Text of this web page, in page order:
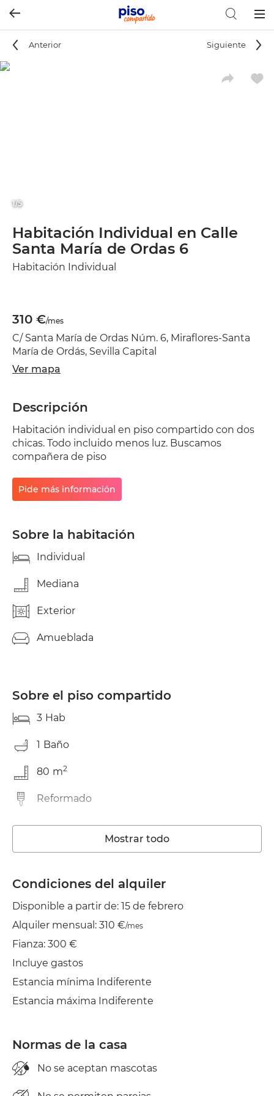
Anterior Siguiente
1/5
Habitación Individual en Calle
Santa María de Ordas 6
Habitación Individual
310 €/mes
C/ Santa María de Ordas Núm. 6, Miraflores-Santa
María de Ordás, Sevilla Capital
Ver mapa
Descripción
Habitación individual en piso compartido con dos
chicas. Todo incluido menos luz. Buscamos
compañera de piso
Pide más información
Sobre la habitación
Individual
Mediana
Exterior
Amueblada
Sobre el piso compartido
3 Hab
1 Baño
80 m2
Reformado
Ascensor
Wifi
TV
Jardín/Terraza
Aire acond.
Mostrar todo
Condiciones del alquiler
Disponible a partir de: 15 de febrero
Alquiler mensual: 310 €/mes
Fianza: 300 €
Incluye gastos
Estancia mínima Indiferente
Estancia máxima Indiferente
Normas de la casa
No se aceptan mascotas